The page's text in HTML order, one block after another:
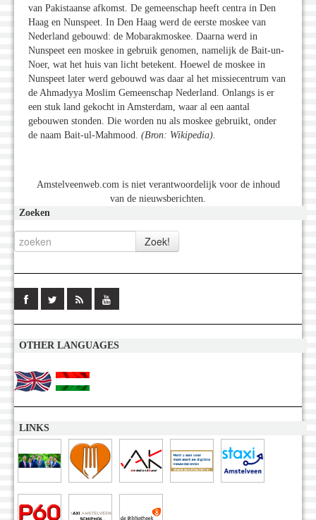
van Pakistaanse afkomst. De gemeenschap heeft centra in Den
Haag en Nunspeet. In Den Haag werd de eerste moskee van
Nederland gebouwd: de Mobarakmoskee. Daarna werd in
Nunspeet een moskee in gebruik genomen, namelijk de Bait-un-
Noer, wat het huis van licht betekent. Hoewel de moskee in
Nunspeet later werd gebouwd was daar al het missiecentrum van
de Ahmadyya Moslim Gemeenschap Nederland. Onlangs is er
een stuk land gekocht in Amsterdam, waar al een aantal
gebouwen stonden. Die worden nu als moskee gebruikt, onder
de naam Bait-ul-Mahmood. (Bron: Wikipedia).
Amstelveenweb.com is niet verantwoordelijk voor de inhoud
van de nieuwsberichten.
Zoeken
OTHER LANGUAGES
LINKS